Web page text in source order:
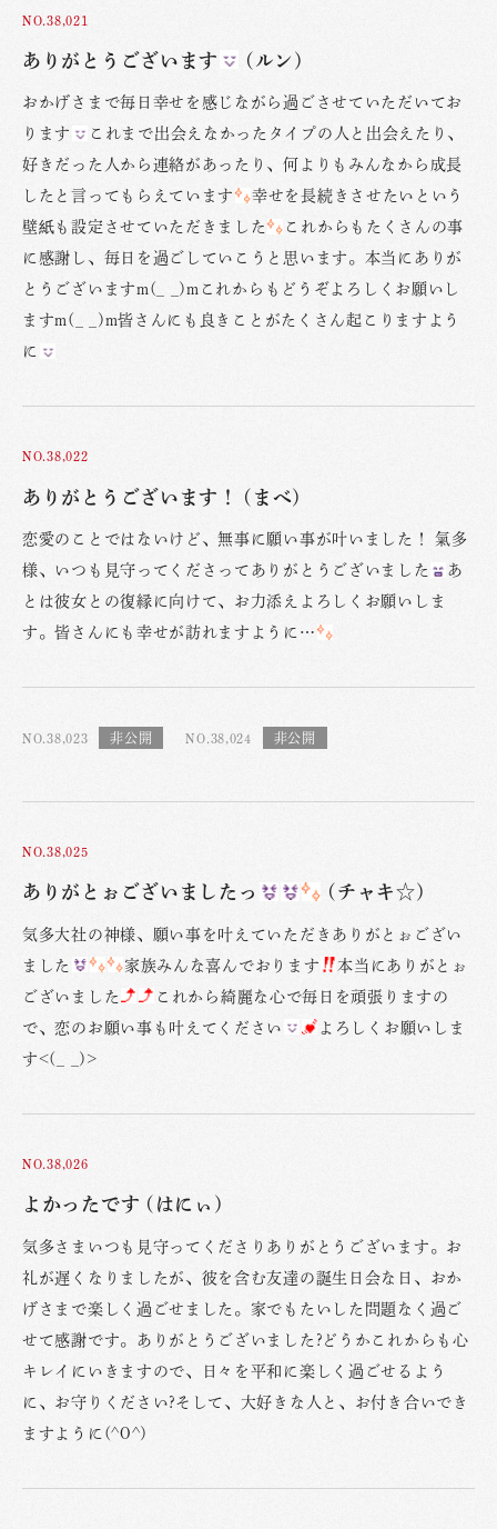
NO.38,021
ありがとうございます (ルン)
おかげさまで毎日幸せを感じながら過ごさせていただいてお
ります
これまで出会えなかったタイプの人と出会えたり、
好きだった人から連絡があったり、何よりもみんなから成長
したと言ってもらえています
幸せを長続きさせたいという
壁紙も設定させていただきました
これからもたくさんの事
に感謝し、毎日を過ごしていこうと思います。本当にありが
とうございますm(_ _)mこれからもどうぞよろしくお願いし
ますm(_ _)m皆さんにも良きことがたくさん起こりますよう
に
NO.38,022
ありがとうございます！ (まべ)
恋愛のことではないけど、無事に願い事が叶いました！ 氣多
様、いつも見守ってくださってありがとうございました
あ
とは彼女との復縁に向けて、お力添えよろしくお願いしま
す。皆さんにも幸せが訪れますように…
NO.38,023 NO.38,024
NO.38,025
ありがとぉございましたっ (チャキ☆)
気多大社の神様、願い事を叶えていただきありがとぉござい
ました
家族みんな喜んでおります
本当にありがとぉ
ございました
これから綺麗な心で毎日を頑張りますの
で、恋のお願い事も叶えてください
よろしくお願いしま
す<(_ _)>
NO.38,026
よかったです (はにぃ)
気多さまいつも見守ってくださりありがとうございます。お
礼が遅くなりましたが、彼を含む友達の誕生日会な日、おか
げさまで楽しく過ごせました。家でもたいした問題なく過ご
せて感謝です。ありがとうございました?どうかこれからも心
キレイにいきますので、日々を平和に楽しく過ごせるよう
に、お守りください?そして、大好きな人と、お付き合いでき
ますように(^O^)